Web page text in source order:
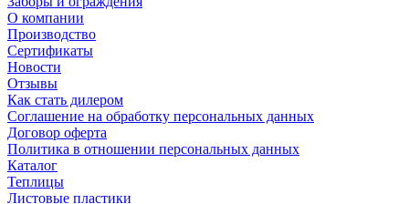
О компании
Производство
Сертификаты
Новости
Отзывы
Как стать дилером
Соглашение на обработку персональных данных
Договор оферта
Политика в отношении персональных данных
Каталог
Теплицы
Листовые пластики